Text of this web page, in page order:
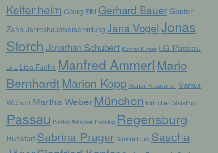
Keifenheim Georg Eibl Gerhard Bauer Günter
Zahn Jahreshauptversammlung Jana Vogel Jonas
Storch Jonathan Schubert Konrad Kufner LG Passau
Linz Lisa Fuchs Manfred Ammerl Mario
BernhardtMarion Kopp Marion Krautloher Markus
Weinert Martha Weber München München Marathon
Passau Patrick Wimmer Pocking Regensburg
Ruhstorf Sabrina Prager Samira Luck Sascha
automatisierter Verfahren ausgeführte
Vorgang oder jede solche Vorgangsreihe im
Zusammenhang mit personenbezogenen
Daten wie das Erheben, das Erfassen, die
Organisation, das Ordnen, die Speicherung,
die Anpassung oder Veränderung, das
Auslesen, das Abfragen, die Verwendung,
die Offenlegung durch Übermittlung,
Verbreitung oder eine andere Form der
Bereitstellung, den Abgleich oder die
Verknüpfung, die Einschränkung, das
Löschen oder die Vernichtung.
d) Einschränkung der Verarbeitung